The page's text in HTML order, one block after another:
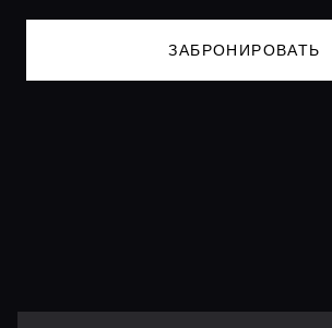
ЗАБРОНИРОВАТЬ